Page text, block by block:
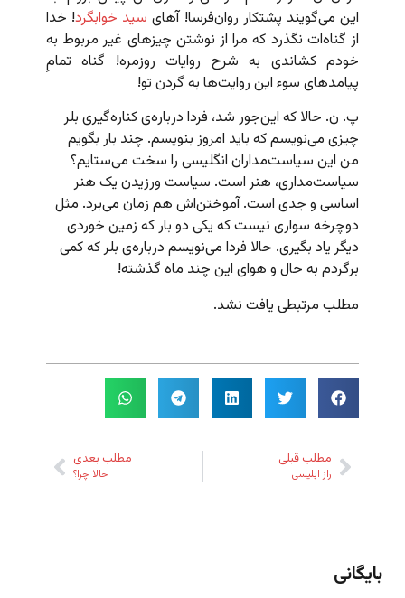
این می‌گویند پشتکار روان‌فرسا! آهای سید خوابگرد! خدا
از گناه‌ات نگذرد که مرا از نوشتن چیزهای غیر مربوط به
خودم کشاندی به شرح روایات روزمره! گناه تمامِ
پیامدهای سوء این روایت‌ها به گردن تو!
پ. ن. حالا که این‌جور شد، فردا درباره‌ی کناره‌گیری بلر
چیزی می‌نویسم که باید امروز بنویسم. چند بار بگویم
من این سیاست‌مداران انگلیسی را سخت می‌ستایم؟
سیاست‌مداری، هنر است. سیاست ورزیدن یک هنر
اساسی و جدی است. آموختن‌اش هم زمان می‌برد. مثل
دوچرخه‌ سواری نیست که یکی دو بار که زمین خوردی
دیگر یاد بگیری. حالا فردا می‌نویسم درباره‌ی بلر که کمی
برگردم به حال و هوای این چند ماه گذشته!
مطلب مرتبطی یافت نشد.
مطلب قبلی
راز ابلیسی
مطلب بعدی
حالا چرا؟
بایگانی